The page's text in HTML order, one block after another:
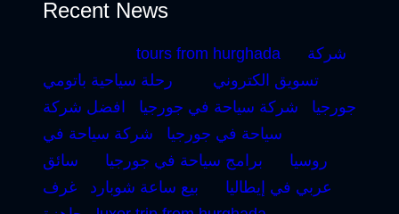
Recent News
tours from hurghada
شركة
تسويق الكتروني
رحلة سياحية باتومي
جورجيا
شركة سياحة في جورجيا
افضل شركة
سياحة في جورجيا
شركة سياحة في
روسيا
برامج سياحة في جورجيا
سائق
عربي في إيطاليا
بيع ساعة شوبارد
غرف